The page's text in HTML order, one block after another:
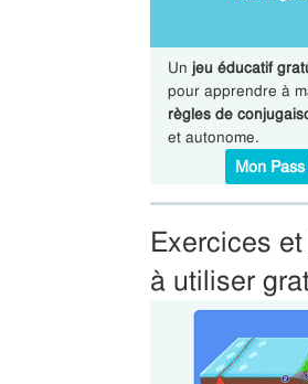
Un jeu éducatif
pour apprendre à
règles de
et autonome.
Mon
Exercices
à utiliser